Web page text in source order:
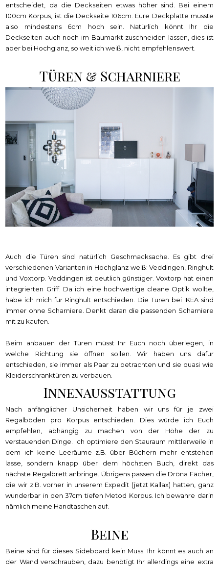
entscheidet, da die Deckseiten etwas höher sind. Bei einem
100cm Korpus, ist die Deckseite 106cm. Eure Deckplatte müsste
also mindestens 6cm hoch sein. Natürlich könnt Ihr die
Deckseiten auch noch im Baumarkt zuschneiden lassen, dies ist
aber bei Hochglanz, so weit ich weiß, nicht empfehlenswert.
Türen & Scharniere
Auch die Türen sind natürlich Geschmacksache. Es gibt drei
verschiedenen Varianten in Hochglanz weiß: Veddingen, Ringhult
und Voxtorp. Veddingen ist deutlich günstiger. Voxtorp hat einen
integrierten Griff. Da ich eine hochwertige cleane Optik wollte,
habe ich mich für Ringhult entschieden. Die Türen bei IKEA sind
immer ohne Scharniere. Denkt daran die passenden Scharniere
mit zu kaufen.
Beim anbauen der Türen müsst Ihr Euch noch überlegen, in
welche Richtung sie öffnen sollen. Wir haben uns dafür
entschieden, sie immer als Paar zu betrachten und sie quasi wie
Kleiderschranktüren zu verbauen.
Innenausstattung
Nach anfänglicher Unsicherheit haben wir uns für je zwei
Regalböden pro Korpus entschieden. Dies würde ich Euch
empfehlen, abhängig zu machen von der Höhe der zu
verstauenden Dinge. Ich optimiere den Stauraum mittlerweile in
dem ich keine Leeräume z.B. über Büchern mehr entstehen
lasse, sondern knapp über dem höchsten Buch, direkt das
nächste Regalbrett anbringe. Übrigens passen die Dröna Fächer,
die wir z.B. vorher in unserem Expedit (jetzt Kallax) hatten, ganz
wunderbar in den 37cm tiefen Metod Korpus. Ich bewahre darin
nämlich meine Handtaschen auf.
Beine
Beine sind für dieses Sideboard kein Muss. Ihr könnt es auch an
der Wand verschrauben, dazu benötigt Ihr allerdings eine extra